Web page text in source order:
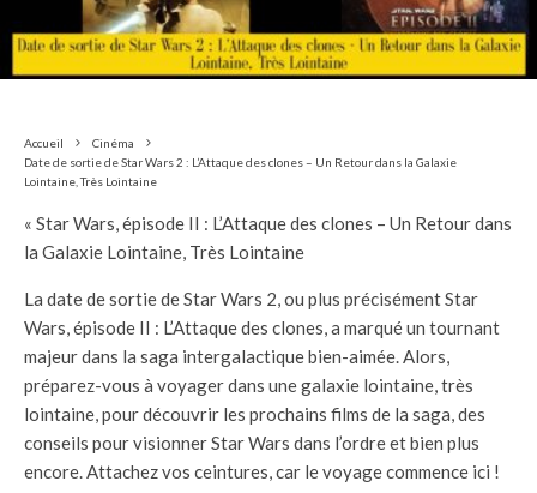
Accueil
Cinéma
Date de sortie de Star Wars 2 : L’Attaque des clones – Un Retour dans la Galaxie
Lointaine, Très Lointaine
« Star Wars, épisode II : L’Attaque des clones – Un Retour dans
la Galaxie Lointaine, Très Lointaine
La date de sortie de Star Wars 2, ou plus précisément Star
Wars, épisode II : L’Attaque des clones, a marqué un tournant
majeur dans la saga intergalactique bien-aimée. Alors,
préparez-vous à voyager dans une galaxie lointaine, très
lointaine, pour découvrir les prochains films de la saga, des
conseils pour visionner Star Wars dans l’ordre et bien plus
encore. Attachez vos ceintures, car le voyage commence ici !